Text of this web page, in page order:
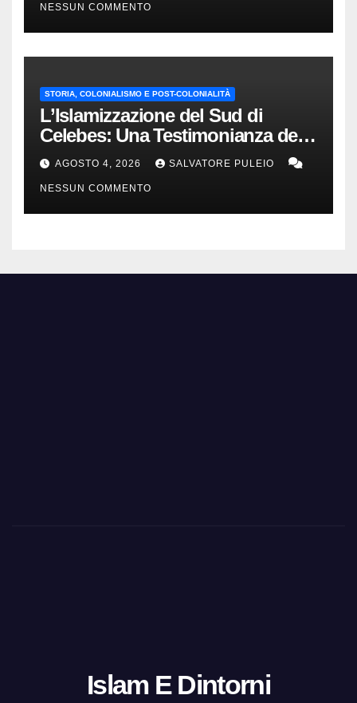
NESSUN COMMENTO
STORIA, COLONIALISMO E POST-COLONIALITÀ
L’Islamizzazione del Sud di
Celebes: Una Testimonianza del
1840.
AGOSTO 4, 2026 SALVATORE PULEIO
NESSUN COMMENTO
Islam E Dintorni